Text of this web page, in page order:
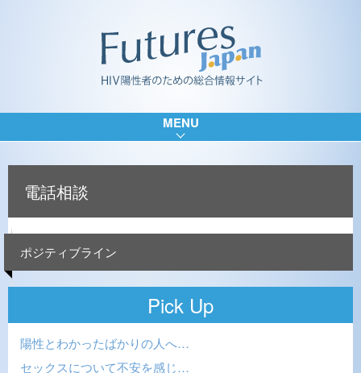
MENU
電話相談
ポジティブライン
Pick Up
陽性とわかったばかりの人へ…
セックスについて不安を感じ…